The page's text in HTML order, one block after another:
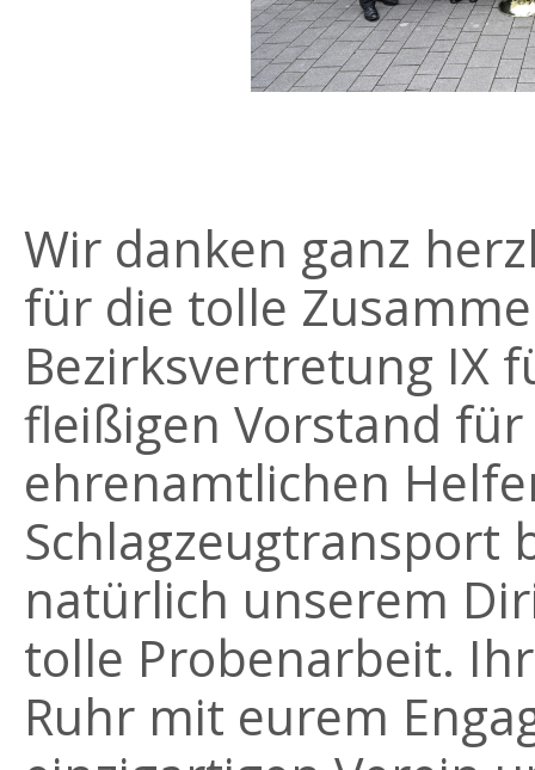
Wir danken ganz
für die tolle
Bezirksvertretung IX
fleißigen Vorstand
ehrenamtlichen
Schlagzeugtransport
natürlich unserem
tolle Probenarbeit.
Ruhr mit eurem